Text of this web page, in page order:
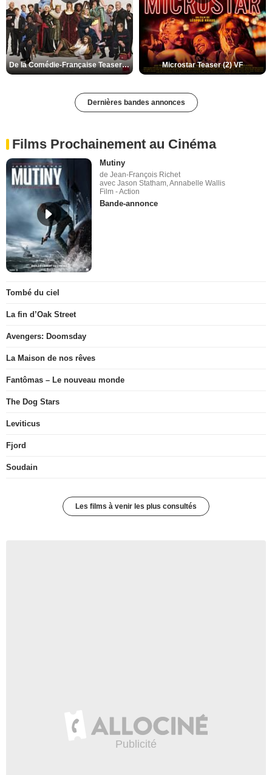
De la Comédie-Française Teaser (3) VF Microstar Teaser (2) VF
Dernières bandes annonces
Films Prochainement au Cinéma
Mutiny
de Jean-François Richet
avec Jason Statham, Annabelle Wallis
Film - Action
Bande-annonce
Tombé du ciel
La fin d’Oak Street
Avengers: Doomsday
La Maison de nos rêves
Fantômas – Le nouveau monde
The Dog Stars
Leviticus
Fjord
Soudain
Les films à venir les plus consultés